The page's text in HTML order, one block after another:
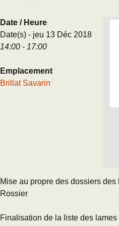
Documents (accès
restreint)
Date / Heure
Date(s) - jeu 13 Déc 2018
14:00 - 17:00
Emplacement
Brillat Savarin
Mise au propre des dossiers
Rossier
Finalisation de la liste des lames